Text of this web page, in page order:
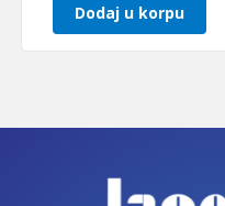
Dodaj u korpu